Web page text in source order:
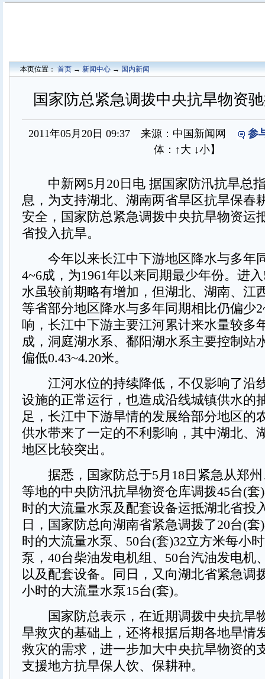
本页位置：首页→新闻中心→国内新闻
国家防总紧急调拨中央抗旱物资
2011年05月20日 09:37 来源：中国新闻网
参
体： ↑大 ↓小】
中新网5月20日电 据国家防汛抗旱总
息，为支持湖北、湖南两省旱区抗旱保春
安全，国家防总紧急调拨中央抗旱物资运
省投入抗旱。
今年以来长江中下游地区降水与多年
4~6成，为1961年以来同期最少年份。进
水虽较前期略有增加，但湖北、湖南、江
等省部分地区降水与多年同期相比仍偏少
响，长江中下游主要江河累计来水量较多
成，洞庭湖水系、鄱阳湖水系主要控制站
偏低0.43~4.20米。
江河水位的持续降低，不仅影响了沿
设施的正常运行，也造成沿线城镇供水的
足，长江中下游旱情的发展给部分地区的
供水带来了一定的不利影响，其中湖北、
地区比较突出。
据悉，国家防总于5月18日紧急从郑州
等地的中央防汛抗旱物资仓库调拨45台(套
时的大流量水泵及配套设备运抵湖北省投
日，国家防总向湖南省紧急调拨了20台(套
时的大流量水泵、50台(套)32立方米每小
泵，40台柴油发电机组、50台汽油发电机
以及配套设备。同日，又向湖北省紧急调
小时的大流量水泵15台(套)。
国家防总表示，在近期调拨中央抗旱
旱救灾的基础上，还将根据后期各地旱情
救灾的需求，进一步加大中央抗旱物资的
支援地方抗旱保人饮、保耕种。